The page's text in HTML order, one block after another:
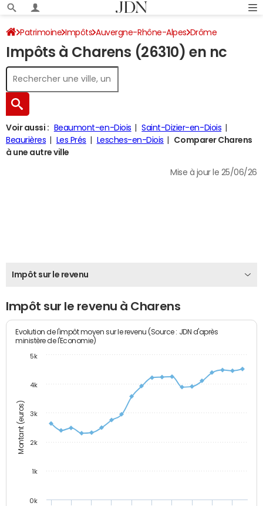
Patrimoine Impôts Auvergne-Rhône-Alpes Drôme
Charens Impôt sur le revenu
Impôts à Charens (26310) en nc
Voir aussi : Beaumont-en-Diois
Saint-Dizier-en-Diois
Beaurières
Les Prés Lesches-en-Diois
Comparer Charens
à une autre ville
Mise à jour le 25/06/26
Impôt sur le revenu
Impôt sur le revenu à Charens
Montant (euros)
Evolution de l'impôt moyen sur le revenu (Source : JDN d'après
ministère de l'Economie)
0k
1k
2k
3k
4k
5k